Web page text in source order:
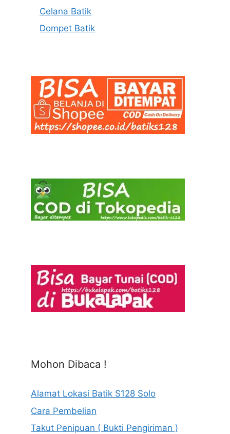
Celana Batik
Dompet Batik
Mohon Dibaca !
Alamat Lokasi Batik S128 Solo
Cara Pembelian
Takut Penipuan ( Bukti Pengiriman )